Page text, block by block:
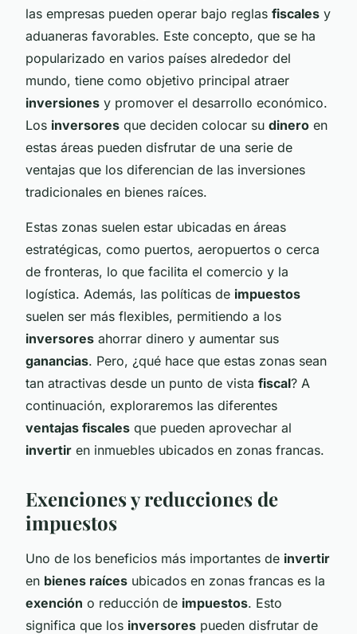
las empresas pueden operar bajo reglas fiscales y
aduaneras favorables. Este concepto, que se ha
popularizado en varios países alrededor del
mundo, tiene como objetivo principal atraer
inversiones y promover el desarrollo económico.
Los inversores que deciden colocar su dinero en
estas áreas pueden disfrutar de una serie de
ventajas que los diferencian de las inversiones
tradicionales en bienes raíces.
Estas zonas suelen estar ubicadas en áreas
estratégicas, como puertos, aeropuertos o cerca
de fronteras, lo que facilita el comercio y la
logística. Además, las políticas de impuestos
suelen ser más flexibles, permitiendo a los
inversores ahorrar dinero y aumentar sus
ganancias. Pero, ¿qué hace que estas zonas sean
tan atractivas desde un punto de vista fiscal? A
continuación, exploraremos las diferentes
ventajas fiscales que pueden aprovechar al
invertir en inmuebles ubicados en zonas francas.
Exenciones y reducciones de
impuestos
Uno de los beneficios más importantes de invertir
en bienes raíces ubicados en zonas francas es la
exención o reducción de impuestos. Esto
significa que los inversores pueden disfrutar de